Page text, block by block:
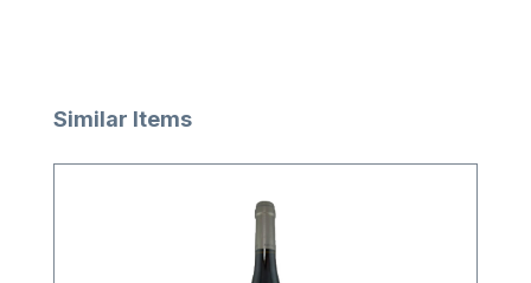
Produktgalerie überspringen
Similar Items